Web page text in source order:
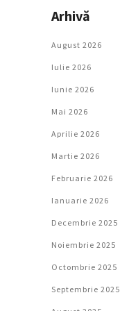
Arhivă
August 2026
Iulie 2026
Iunie 2026
Mai 2026
Aprilie 2026
Martie 2026
Februarie 2026
Ianuarie 2026
Decembrie 2025
Noiembrie 2025
Octombrie 2025
Septembrie 2025